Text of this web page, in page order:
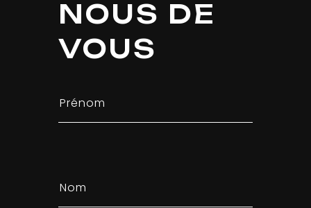
NOUS DE
VOUS